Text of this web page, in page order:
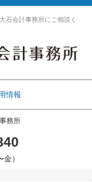
石会計事務所にご相談く
情報
務所
）